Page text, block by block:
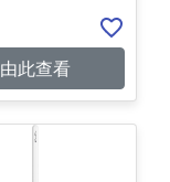
由此查看